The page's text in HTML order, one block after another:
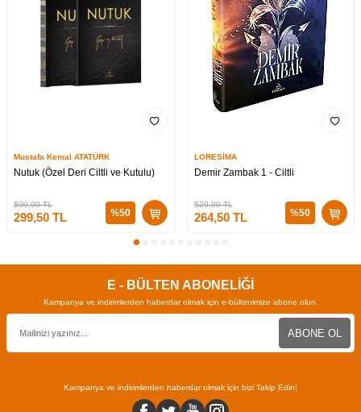
Mustafa Kemal ATATÜRK
Nutuk (Özel Deri Ciltli ve Kutulu)
599,00TL
299,50 TL %50
LORESİMA
Demir Zambak 1 - Ciltli
529,00TL
264,50TL %50
E - BÜLTEN ABONELİĞİ
Kampanya ve indirimlerden haberdar olmak için e-bültenimize abone olun.
ABONE OL
Kampanya ve indirimlerden haberdar olmak için bizi Takip Edin!